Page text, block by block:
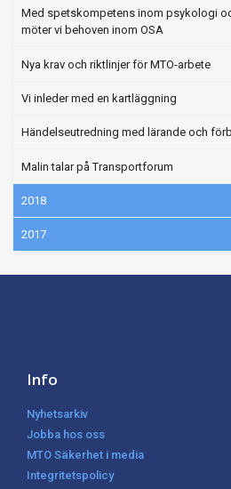
Med spetskompetens inom psykologi
möter vi behoven inom OSA
Nya krav och riktlinjer för MTO-arbete
Vi inleder med en kartläggning
Händelseutredning med lärande och
Malin talar på Transportforum
2018
2017
Info
Nyhetsarkiv
Jobba hos oss
MTO Säkerhet i media
Integritetspolicy